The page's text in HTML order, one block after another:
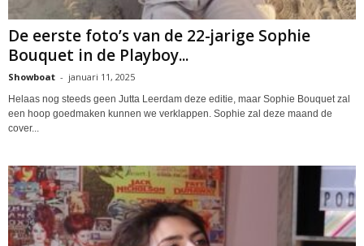
De eerste foto’s van de 22-jarige Sophie
Bouquet in de Playboy...
Showboat - januari 11, 2025
Helaas nog steeds geen Jutta Leerdam deze editie, maar Sophie Bouquet zal
een hoop goedmaken kunnen we verklappen. Sophie zal deze maand de
cover...